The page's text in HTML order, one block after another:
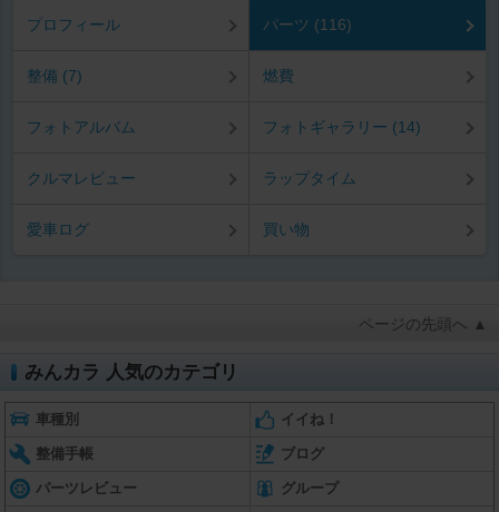
プロフィール パーツ (116)
整備 (7) 燃費
フォトアルバム フォトギャラリー (14)
クルマレビュー ラップタイム
愛車ログ 買い物
ページの先頭へ ▲
みんカラ 人気のカテゴリ
車種別 イイね！
整備手帳 ブログ
パーツレビュー グループ